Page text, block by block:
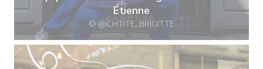
Étienne
© @CHTITE_BRIGITTE